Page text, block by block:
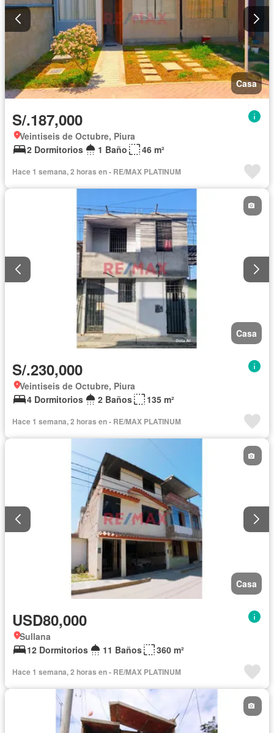
Casa
S/.187,000
Veintiseis de Octubre, Piura
2 Dormitorios
1 Baño 46 m²
Hace 1 semana, 2 horas en - RE/MAX PLATINUM
Casa
S/.230,000
Veintiseis de Octubre, Piura
4 Dormitorios
2 Baños 135 m²
Hace 1 semana, 2 horas en - RE/MAX PLATINUM
Casa
USD80,000
Sullana
12 Dormitorios
11 Baños 360 m²
Hace 1 semana, 2 horas en - RE/MAX PLATINUM